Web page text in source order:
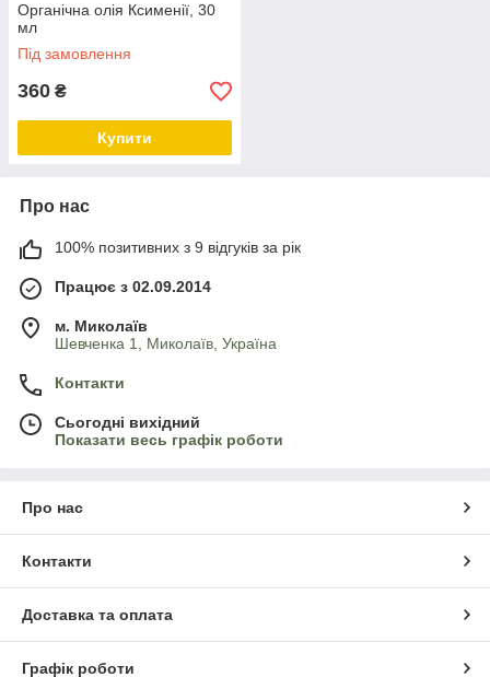
Органічна олія Ксименії, 30
мл
Під замовлення
360 ₴
Купити
Про нас
100% позитивних з 9 відгуків за рік
Працює з 02.09.2014
м. Миколаїв
Шевченка 1, Миколаїв, Україна
Контакти
Сьогодні вихідний
Показати весь графік роботи
Про нас
Контакти
Доставка та оплата
Графік роботи